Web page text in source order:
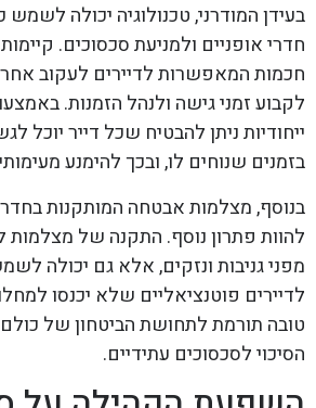
בעידן המודרני, טכנולוגיה יכולה לשמש
חדרי אופניים ולמניעת סכסוכים.
חכמות המאפשרות לדיירים לעקוב
לקבוע זמני גישה ולנהל הזמנות.
ייחודיות ניתן להבטיח שכל דייר יוכל
בזמנים שנוחים לו, ובכך להימנע
בנוסף, מצלמות אבטחה המותקנות בחדרי
להוות פתרון נוסף. התקנה של
מפני גניבות ונזקים, אלא גם יכולה
לדיירים פוטנציאליים שלא יכנסו
טובה תורמת לתחושת הביטחון של
הסיכוי לסכסוכים עתידיים.